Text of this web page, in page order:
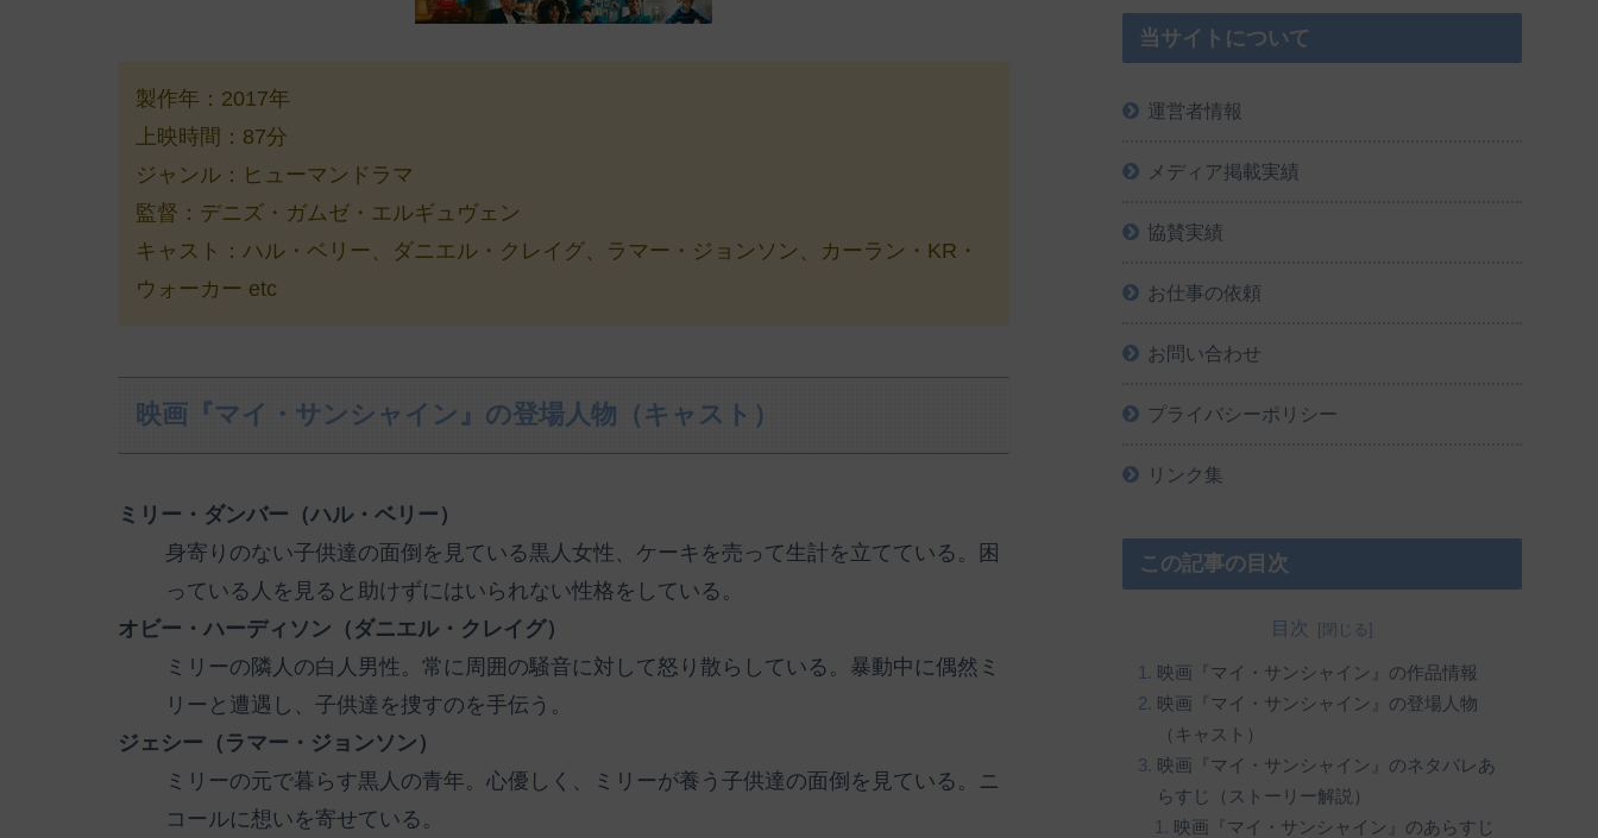
製作年：2017年
上映時間：87分
ジャンル：ヒューマンドラマ
監督：デニズ・ガムゼ・エルギュヴェン
キャスト：ハル・ベリー、ダニエル・クレイグ、ラマー・ジョンソン、カーラン・KR・
ウォーカー etc
映画『マイ・サンシャイン』の登場人物（キャスト）
ミリー・ダンバー（ハル・ベリー）
身寄りのない子供達の面倒を見ている黒人女性、ケーキを売って生計を立てている。困
っている人を見ると助けずにはいられない性格をしている。
オビー・ハーディソン（ダニエル・クレイグ）
ミリーの隣人の白人男性。常に周囲の騒音に対して怒り散らしている。暴動中に偶然ミ
リーと遭遇し、子供達を捜すのを手伝う。
ジェシー（ラマー・ジョンソン）
ミリーの元で暮らす黒人の青年。心優しく、ミリーが養う子供達の面倒を見ている。ニ
コールに想いを寄せている。
当サイトについて
運営者情報
メディア掲載実績
協賛実績
お仕事の依頼
お問い合わせ
プライバシーポリシー
リンク集
この記事の目次
目次
映画『マイ・サンシャイン』の作品情報
映画『マイ・サンシャイン』の登場人物
（キャスト）
映画『マイ・サンシャイン』のネタバレあ
らすじ（ストーリー解説）
映画『マイ・サンシャイン』のあらすじ